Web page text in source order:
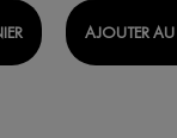
BOOST
MINÉRAL 89AJOUTER AU